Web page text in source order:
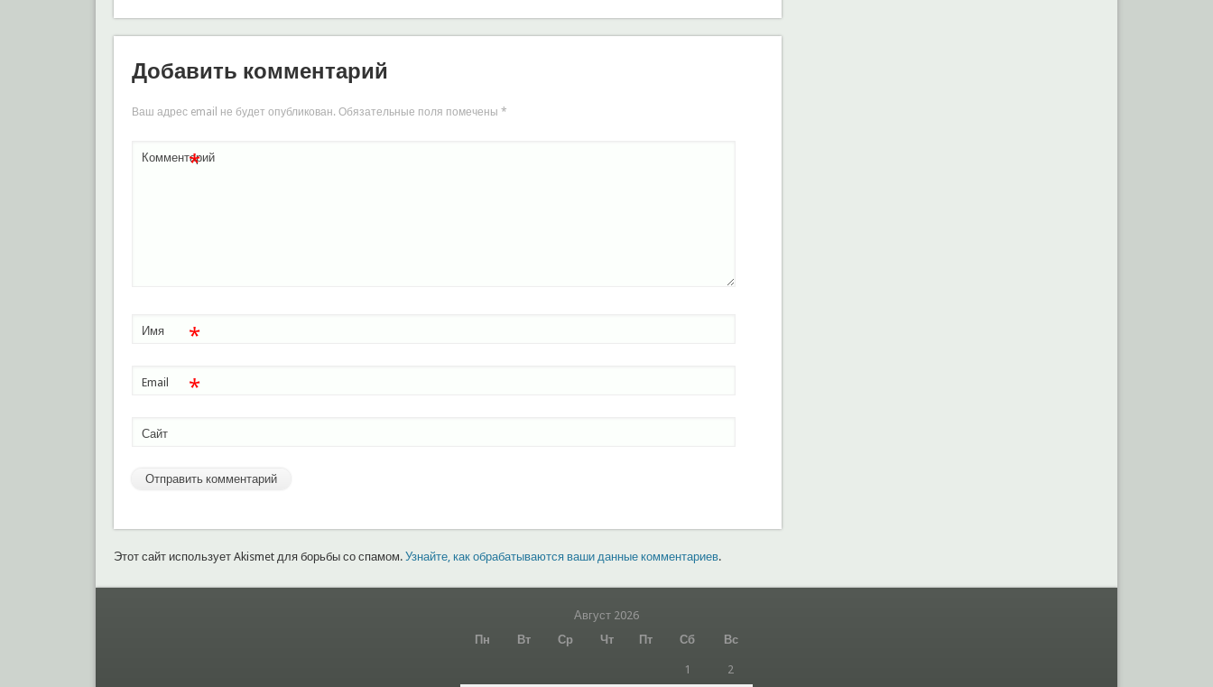
Добавить комментарий
Ваш адрес email не будет опубликован. Обязательные поля помечены *
Комментарий
*
Имя *
Email *
Сайт
Этот сайт использует Akismet для борьбы со спамом. Узнайте, как обрабатываются ваши данные комментариев.
Август 2026
Пн
Вт Ср Чт Пт Сб Вс
1 2